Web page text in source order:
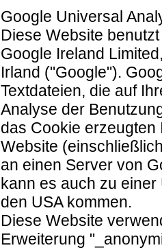
Google Universal
Diese Website
Google Ireland
Irland ("Google").
Textdateien, die auf
Analyse der
das Cookie
Website
an einen Server von
kann es auch zu
den USA kommen.
Diese Website
Erweiterung